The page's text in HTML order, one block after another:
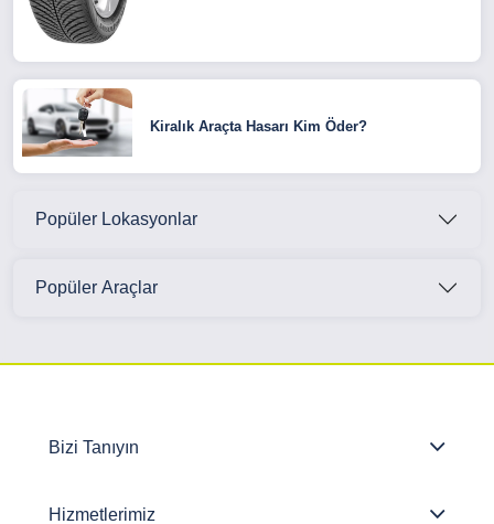
Kiralık Araçta Hasarı Kim Öder?
Popüler Lokasyonlar
Popüler Araçlar
Bizi Tanıyın
Hizmetlerimiz